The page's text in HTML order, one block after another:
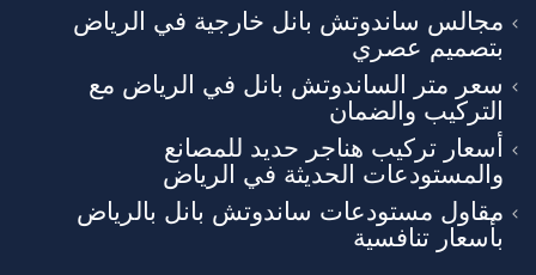
مجالس ساندوتش بانل خارجية في الرياض
بتصميم عصري
سعر متر الساندوتش بانل في الرياض مع
التركيب والضمان
أسعار تركيب هناجر حديد للمصانع
والمستودعات الحديثة في الرياض
مقاول مستودعات ساندوتش بانل بالرياض
بأسعار تنافسية